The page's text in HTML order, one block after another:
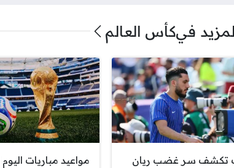
فيكأس العالم
تكشف سر غضب ريان